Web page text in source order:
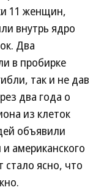
11 женщин,
внутрь ядро
Два
в пробирке
так и не дав
два года о
из клеток
объявили
американского
стало ясно, что